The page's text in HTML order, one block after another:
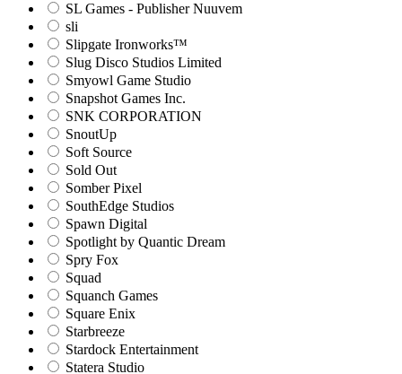
SL Games - Publisher Nuuvem
sli
Slipgate Ironworks™
Slug Disco Studios Limited
Smyowl Game Studio
Snapshot Games Inc.
SNK CORPORATION
SnoutUp
Soft Source
Sold Out
Somber Pixel
SouthEdge Studios
Spawn Digital
Spotlight by Quantic Dream
Spry Fox
Squad
Squanch Games
Square Enix
Starbreeze
Stardock Entertainment
Statera Studio